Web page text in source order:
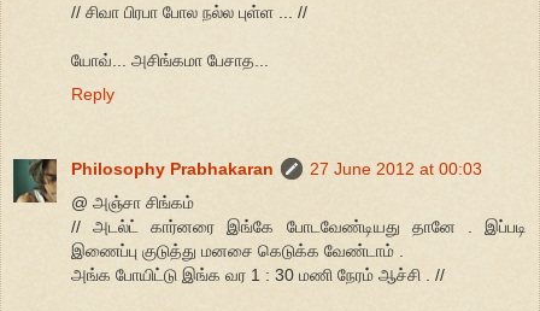
// சிவா பிரபா போல நல்ல புள்ள ... //
யோவ்... அசிங்கமா பேசாத...
Reply
Philosophy Prabhakaran
27 June 2012 at 00:03
@ அஞ்சா சிங்கம்
// அடல்ட் கார்னரை இங்கே போடவேண்டியது தானே . இப்படி
இணைப்பு குடுத்து மனசை கெடுக்க வேண்டாம் .
அங்க போயிட்டு இங்க வர 1 : 30 மணி நேரம் ஆச்சி . //